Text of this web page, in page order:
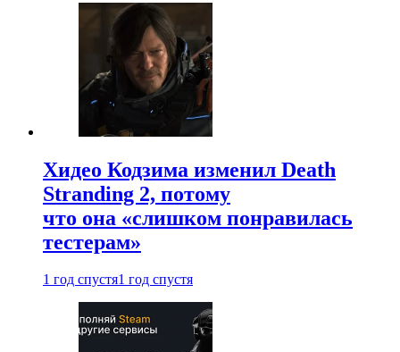
Хидео Кодзима изменил Death
Stranding 2, потому
что она «слишком понравилась
тестерам»
1 год спустя1 год спустя